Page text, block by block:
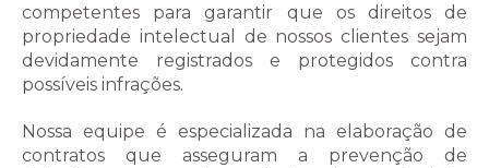
competentes para garantir que os direitos de
propriedade intelectual de nossos clientes sejam
devidamente registrados e protegidos contra
possíveis infrações.
Nossa equipe é especializada na elaboração de
contratos que asseguram a prevenção de